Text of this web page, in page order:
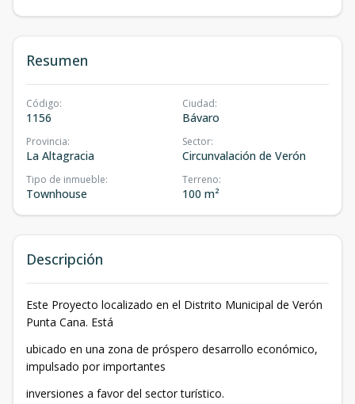
Resumen
Código:
1156
Ciudad:
Bávaro
Provincia:
La Altagracia
Sector:
Circunvalación de Verón
Tipo de inmueble:
Townhouse
Terreno:
100 m²
Descripción
Este Proyecto localizado en el Distrito Municipal de Verón
Punta Cana. Está
ubicado en una zona de próspero desarrollo económico,
impulsado por importantes
inversiones a favor del sector turístico.